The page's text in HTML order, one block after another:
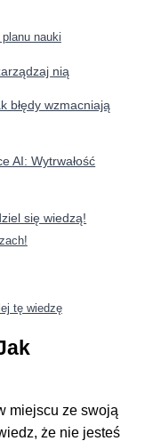
nauki
nią
błędy wzmacniają
AI: Wytrwałość
się wiedzą!
tę wiedzę
miejscu ze swoją
że nie jesteś